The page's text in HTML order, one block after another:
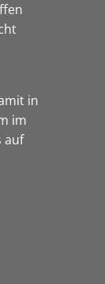
in
im
auf